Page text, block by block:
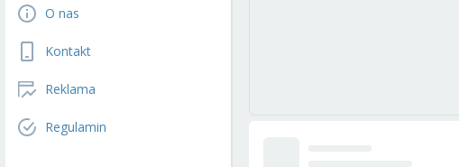
O nas
Kontakt
Reklama
Regulamin